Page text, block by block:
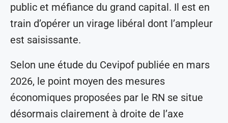
public et méfiance du grand capital. Il est en
train d’opérer un virage libéral dont l’ampleur
est saisissante.
Selon une étude du Cevipof publiée en mars
2026, le point moyen des mesures
économiques proposées par le RN se situe
désormais clairement à droite de l’axe